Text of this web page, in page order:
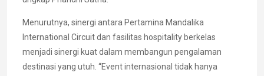
Menurutnya, sinergi antara Pertamina Mandalika
International Circuit dan fasilitas hospitality berkelas
menjadi sinergi kuat dalam membangun pengalaman
destinasi yang utuh. “Event internasional tidak hanya